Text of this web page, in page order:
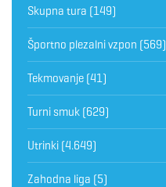
Skupna tura (149)
Športno plezalni vzpon (569)
Tekmovanje (41)
Turni smuk (629)
Utrinki (4.649)
Zahodna liga (5)